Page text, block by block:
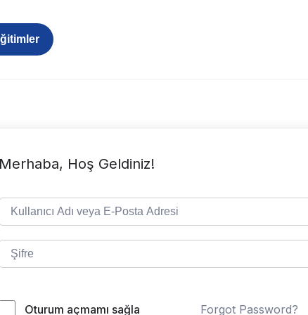
Merhaba, Hoş Geldiniz!
Oturum açmamı sağla Forgot Password?